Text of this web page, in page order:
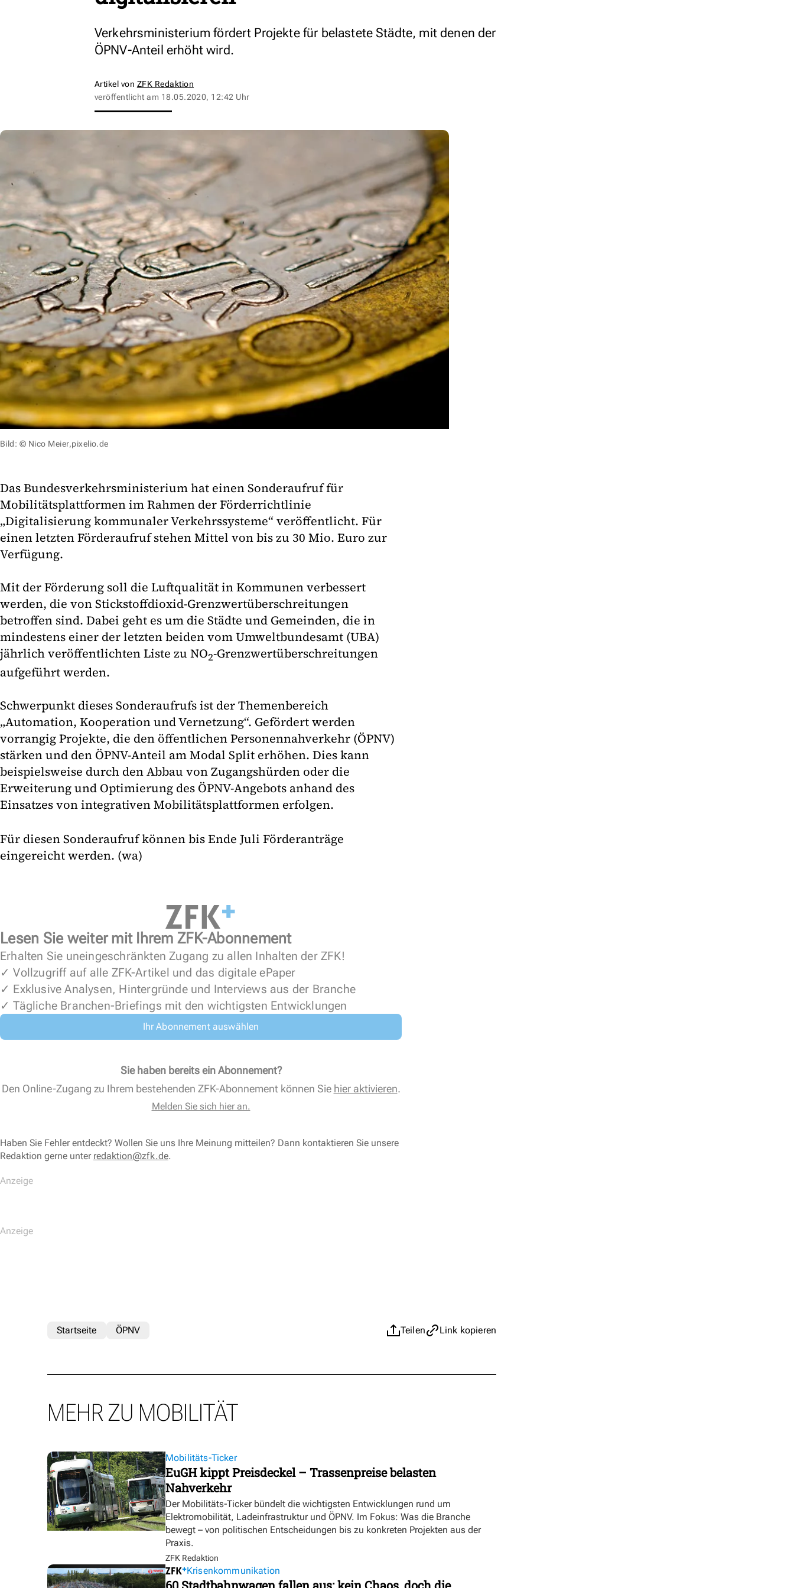
Verkehrsministerium fördert Projekte für belastete Städte, mit denen der
ÖPNV-Anteil erhöht wird.
Artikel von ZFK Redaktion
veröffentlicht am 18.05.2020, 12:42 Uhr
Bild: © Nico Meier,pixelio.de
Das Bundesverkehrsministerium hat einen Sonderaufruf für
Mobilitätsplattformen im Rahmen der Förderrichtlinie
„Digitalisierung kommunaler Verkehrssysteme“ veröffentlicht. Für
einen letzten Förderaufruf stehen Mittel von bis zu 30 Mio. Euro zur
Verfügung.
Mit der Förderung soll die Luftqualität in Kommunen verbessert
werden, die von Stickstoffdioxid-Grenzwertüberschreitungen
betroffen sind. Dabei geht es um die Städte und Gemeinden, die in
mindestens einer der letzten beiden vom Umweltbundesamt (UBA)
jährlich veröffentlichten Liste zu NO2-Grenzwertüberschreitungen
aufgeführt werden.
Schwerpunkt dieses Sonderaufrufs ist der Themenbereich
„Automation, Kooperation und Vernetzung“. Gefördert werden
vorrangig Projekte, die den öffentlichen Personennahverkehr (ÖPNV)
stärken und den ÖPNV-Anteil am Modal Split erhöhen. Dies kann
beispielsweise durch den Abbau von Zugangshürden oder die
Erweiterung und Optimierung des ÖPNV-Angebots anhand des
Einsatzes von integrativen Mobilitätsplattformen erfolgen.
Für diesen Sonderaufruf können bis Ende Juli Förderanträge
eingereicht werden. (wa)
Lesen Sie weiter mit Ihrem ZFK-Abonnement
Erhalten Sie uneingeschränkten Zugang zu allen Inhalten der ZFK!
✓ Vollzugriff auf alle ZFK-Artikel und das digitale ePaper
✓ Exklusive Analysen, Hintergründe und Interviews aus der Branche
✓ Tägliche Branchen-Briefings mit den wichtigsten Entwicklungen
Ihr Abonnement auswählen
Sie haben bereits ein Abonnement?
Den Online-Zugang zu Ihrem bestehenden ZFK-Abonnement können Sie hier aktivieren.
Melden Sie sich hier an.
Haben Sie Fehler entdeckt? Wollen Sie uns Ihre Meinung mitteilen? Dann kontaktieren Sie unsere
Redaktion gerne unter redaktion@zfk.de.
Teilen Link kopieren
Startseite ÖPNV
MEHR ZU MOBILITÄT
Mobilitäts-Ticker
EuGH kippt Preisdeckel – Trassenpreise belasten
Nahverkehr
Der Mobilitäts-Ticker bündelt die wichtigsten Entwicklungen rund um
Elektromobilität, Ladeinfrastruktur und ÖPNV. Im Fokus: Was die Branche
bewegt – von politischen Entscheidungen bis zu konkreten Projekten aus der
Praxis.
ZFK Redaktion
Krisenkommunikation